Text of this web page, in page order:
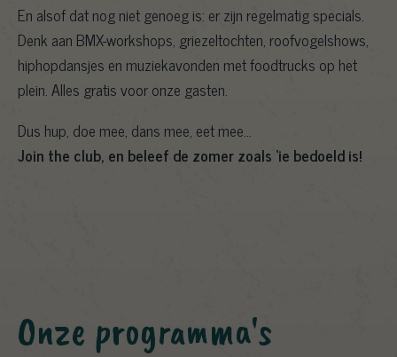
En alsof dat nog niet genoeg is: er zijn regelmatig specials.
Denk aan BMX-workshops, griezeltochten, roofvogelshows,
hiphopdansjes en muziekavonden met foodtrucks op het
plein. Alles gratis voor onze gasten.
Dus hup, doe mee, dans mee, eet mee…
Join the club, en beleef de zomer zoals ‘ie bedoeld is!
Onze programma's